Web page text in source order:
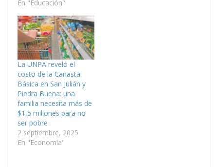
En "Educación"
La UNPA reveló el
costo de la Canasta
Básica en San Julián y
Piedra Buena: una
familia necesita más de
$1,5 millones para no
ser pobre
2 septiembre, 2025
En "Economía"